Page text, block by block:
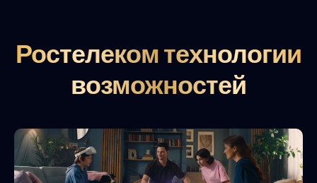
Ростелеком технологии
возможностей